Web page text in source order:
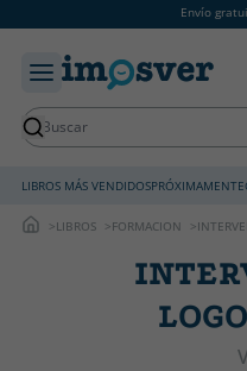
Envío
LIBROS MÁS VENDIDOSPRÓXIMAMENTE
LIBROS FORMACION